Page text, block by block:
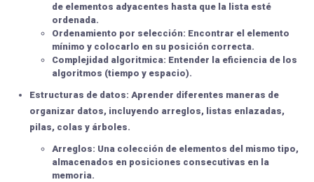
de elementos adyacentes hasta que la lista esté
ordenada.
Ordenamiento por selección: Encontrar el elemento
mínimo y colocarlo en su posición correcta.
Complejidad algoritmica: Entender la eficiencia de los
algoritmos (tiempo y espacio).
Estructuras de datos: Aprender diferentes maneras de
organizar datos, incluyendo arreglos, listas enlazadas,
pilas, colas y árboles.
Arreglos: Una colección de elementos del mismo tipo,
almacenados en posiciones consecutivas en la
memoria.